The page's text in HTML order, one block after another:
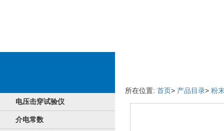
电压击穿试验仪
介电常数
所在位置: 首页> 产品目录> 粉